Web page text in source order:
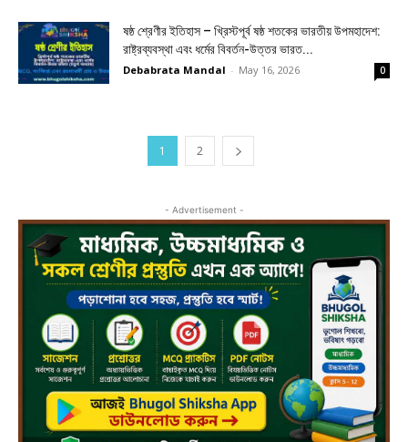
ষষ্ঠ শ্রেণীর ইতিহাস – খ্রিস্টপূর্ব ষষ্ঠ শতকের ভারতীয় উপমহাদেশ:
রাষ্ট্রব্যবস্থা এবং ধর্মের বিবর্তন-উত্তর ভারত...
Debabrata Mandal - May 16, 2026 0
1 2
- Advertisement -